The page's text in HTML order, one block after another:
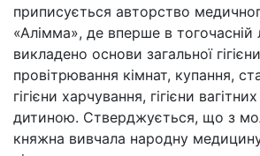
приписується авторство
«Алімма», де вперше в тогочасній
викладено основи загальної
провітрювання кімнат, купання,
гігієни харчування, гігієни
дитиною. Стверджується, що з
княжна вивчала народну